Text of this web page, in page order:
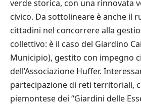
verde storica, con una rinnovata
civico. Da sottolineare è anche il
cittadini nel concorrere alla
collettivo: è il caso del Giardino
Municipio), gestito con impegno
dell’Associazione Huffer.
partecipazione di reti territoriali,
piemontese dei “Giardini delle